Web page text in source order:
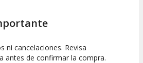
ni cancelaciones. Revisa
antes de confirmar la compra.